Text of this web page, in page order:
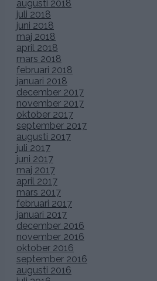
augusti 2018
juli 2018
juni 2018
maj 2018
april 2018
mars 2018
februari 2018
januari 2018
december 2017
november 2017
oktober 2017
september 2017
augusti 2017
juli 2017
juni 2017
maj 2017
april 2017
mars 2017
februari 2017
januari 2017
december 2016
november 2016
oktober 2016
september 2016
augusti 2016